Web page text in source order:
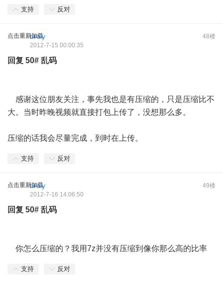
支持 反对
点击重新加载 48楼
broly
2012-7-15 00:00:35
回复 50# 乱码
感谢这位朋友关注，事先我也是有压缩的，只是压缩比不
大。当时昨晚视频就直接打包上传了，没想那么多。
压缩的话我会尽量完成，到时在上传。
支持 反对
点击重新加载 49楼
broly
2012-7-16 14:06:50
回复 50# 乱码
你怎么压缩的？我用7z并没有压缩到像你那么高的比率
支持 反对